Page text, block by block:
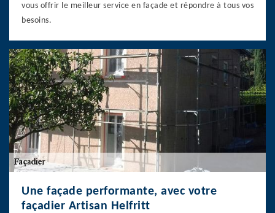
vous offrir le meilleur service en façade et répondre à tous vos
besoins.
Une façade performante, avec votre
façadier Artisan Helfritt